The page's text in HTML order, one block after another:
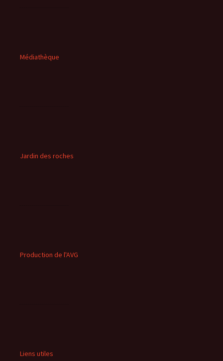
Médiathèque
Jardin des roches
Production de l'AVG
Liens utiles